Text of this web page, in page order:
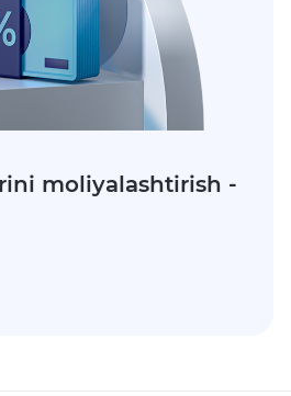
moliyalashtirish -